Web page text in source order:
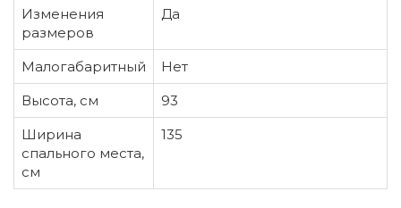
Изменения
размеров
Да
Малогабаритный
Нет
Высота, см
93
Ширина
спального места,
см
135